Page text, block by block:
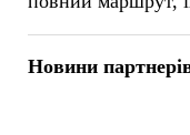
Новини